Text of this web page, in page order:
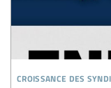
croissance des